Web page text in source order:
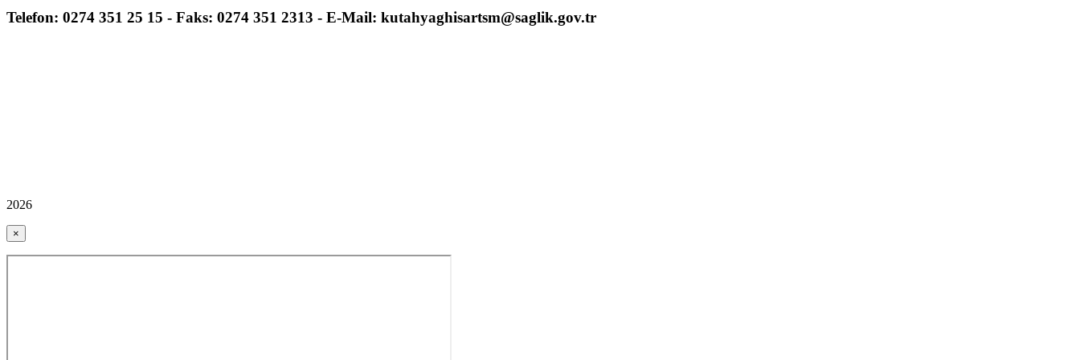
Telefon: 0274 351 25 15 - Faks: 0274 351 2313 - E-Mail: kutahyaghisartsm@saglik.gov.tr
2026
×